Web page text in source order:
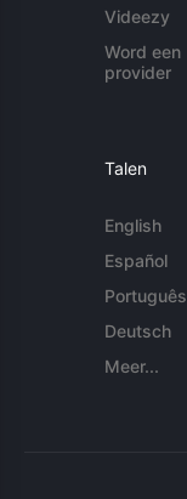
Videezy
Word een
provider
Talen
English
Español
Português
Deutsch
Meer...